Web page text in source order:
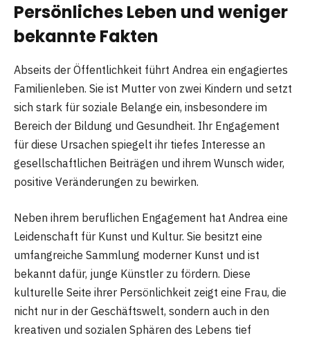
Persönliches Leben und weniger
bekannte Fakten
Abseits der Öffentlichkeit führt Andrea ein engagiertes
Familienleben. Sie ist Mutter von zwei Kindern und setzt
sich stark für soziale Belange ein, insbesondere im
Bereich der Bildung und Gesundheit. Ihr Engagement
für diese Ursachen spiegelt ihr tiefes Interesse an
gesellschaftlichen Beiträgen und ihrem Wunsch wider,
positive Veränderungen zu bewirken.
Neben ihrem beruflichen Engagement hat Andrea eine
Leidenschaft für Kunst und Kultur. Sie besitzt eine
umfangreiche Sammlung moderner Kunst und ist
bekannt dafür, junge Künstler zu fördern. Diese
kulturelle Seite ihrer Persönlichkeit zeigt eine Frau, die
nicht nur in der Geschäftswelt, sondern auch in den
kreativen und sozialen Sphären des Lebens tief